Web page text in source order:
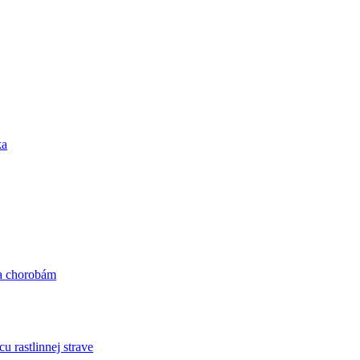
chorobám
rastlinnej strave